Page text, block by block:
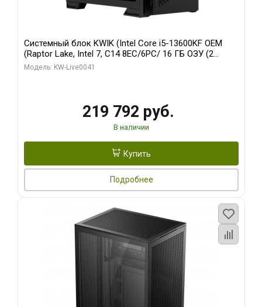
Системный блок KWIK (Intel Core i5-13600KF OEM
(Raptor Lake, Intel 7, C14 8EC/6PC/ 16 ГБ ОЗУ (2
модуля)/ Palit RTX5080 GAMINGPRO OC 16GB GDDR7
Модель: KW-Live0041
219 792 руб.
В наличии
Купить
Подробнее